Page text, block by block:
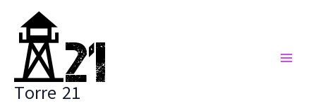
contenuto
Torre 21